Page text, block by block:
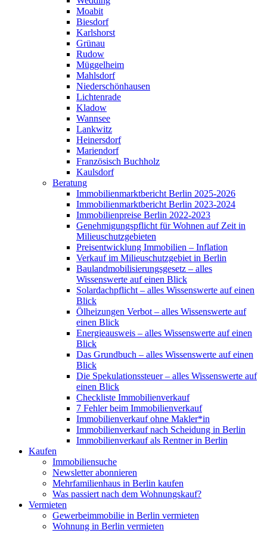
Moabit
Biesdorf
Karlshorst
Grünau
Rudow
Müggelheim
Mahlsdorf
Niederschönhausen
Lichtenrade
Kladow
Wannsee
Lankwitz
Heinersdorf
Mariendorf
Französisch Buchholz
Kaulsdorf
Beratung
Immobilienmarktbericht Berlin 2025-2026
Immobilienmarktbericht Berlin 2023-2024
Immobilienpreise Berlin 2022-2023
Genehmigungspflicht für Wohnen auf Zeit in
Milieuschutzgebieten
Preisentwicklung Immobilien – Inflation
Verkauf im Milieuschutzgebiet in Berlin
Baulandmobilisierungsgesetz – alles
Wissenswerte auf einen Blick
Solardachpflicht – alles Wissenswerte auf einen
Blick
Ölheizungen Verbot – alles Wissenswerte auf
einen Blick
Energieausweis – alles Wissenswerte auf einen
Blick
Das Grundbuch – alles Wissenswerte auf einen
Blick
Die Spekulationssteuer – alles Wissenswerte auf
einen Blick
Checkliste Immobilienverkauf
7 Fehler beim Immobilienverkauf
Immobilienverkauf ohne Makler*in
Immobilienverkauf nach Scheidung in Berlin
Immobilienverkauf als Rentner in Berlin
Kaufen
Immobiliensuche
Newsletter abonnieren
Mehrfamilienhaus in Berlin kaufen
Was passiert nach dem Wohnungskauf?
Vermieten
Gewerbeimmobilie in Berlin vermieten
Wohnung in Berlin vermieten